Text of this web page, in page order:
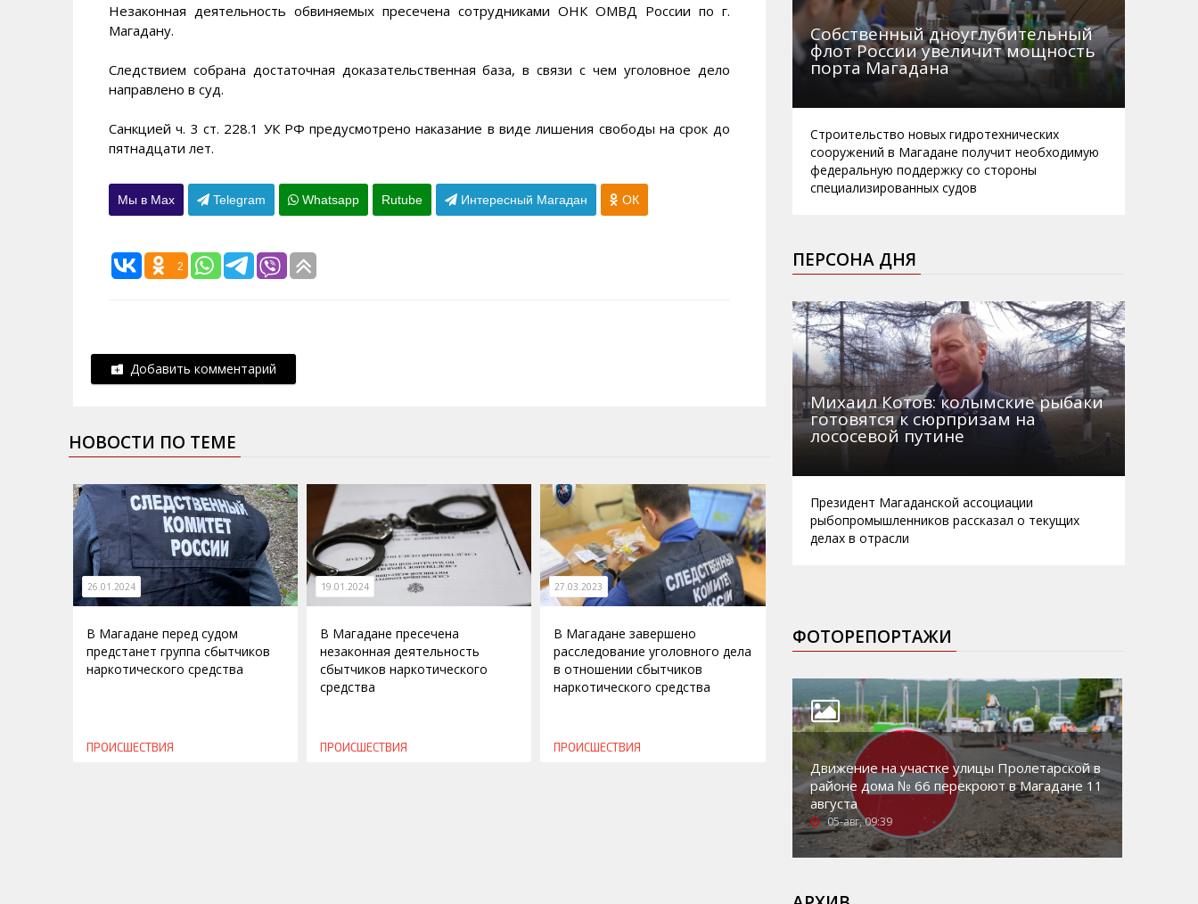
Незаконная деятельность обвиняемых пресечена сотрудниками ОНК ОМВД России по г.
Магадану.
Следствием собрана достаточная доказательственная база, в связи с чем уголовное дело
направлено в суд.
Санкцией ч. 3 ст. 228.1 УК РФ предусмотрено наказание в виде лишения свободы на срок до
пятнадцати лет.
Мы в Max Telegram Whatsapp Rutube Интересный Магадан ОК
2
Добавить комментарий
НОВОСТИ ПО ТЕМЕ
26.01.2024
В Магадане перед судом
предстанет группа сбытчиков
наркотического средства
ПРОИСШЕСТВИЯ
19.01.2024
В Магадане пресечена
незаконная деятельность
сбытчиков наркотического
средства
ПРОИСШЕСТВИЯ
27.03.2023
В Магадане завершено
расследование уголовного дела
в отношении сбытчиков
наркотического средства
ПРОИСШЕСТВИЯ
Собственный дноуглубительный
флот России увеличит мощность
порта Магадана
Строительство новых гидротехнических
сооружений в Магадане получит необходимую
федеральную поддержку со стороны
специализированных судов
ПЕРСОНА ДНЯ
Михаил Котов: колымские рыбаки
готовятся к сюрпризам на
лососевой путине
Президент Магаданской ассоциации
рыбопромышленников рассказал о текущих
делах в отрасли
ФОТОРЕПОРТАЖИ
Движение на участке улицы Пролетарской в
районе дома № 66 перекроют в Магадане 11
августа
05-авг, 09:39